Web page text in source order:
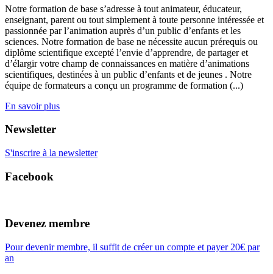
Notre formation de base s’adresse à tout animateur, éducateur,
enseignant, parent ou tout simplement à toute personne intéressée et
passionnée par l’animation auprès d’un public d’enfants et les
sciences. Notre formation de base ne nécessite aucun prérequis ou
diplôme scientifique excepté l’envie d’apprendre, de partager et
d’élargir votre champ de connaissances en matière d’animations
scientifiques, destinées à un public d’enfants et de jeunes . Notre
équipe de formateurs a conçu un programme de formation (...)
En savoir plus
Newsletter
S'inscrire à la newsletter
Facebook
Devenez membre
Pour devenir membre, il suffit de créer un compte et payer 20€ par
an